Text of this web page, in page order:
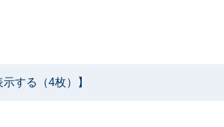
する（4枚）】